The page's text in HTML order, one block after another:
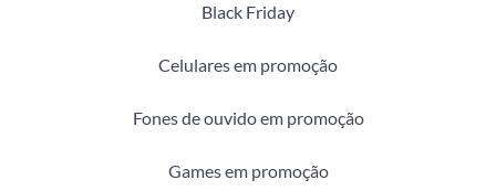
Black Friday
Celulares em promoção
Fones de ouvido em promoção
Games em promoção